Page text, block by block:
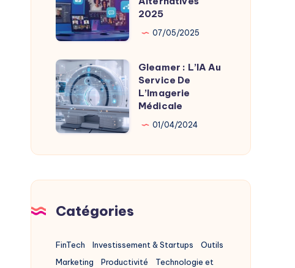
Non
Consentis
:
Les
Meilleures
Alternatives
2025
2025
07/05/2025
Gleamer
:
L’IA
Au
Service
De
Gleamer : L’IA Au
Service De
L’Imagerie
Médicale
01/04/2024
Catégories
FinTech Investissement & Startups
Outils
Marketing
Productivité
Technologie et